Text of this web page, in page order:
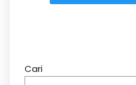
Cari